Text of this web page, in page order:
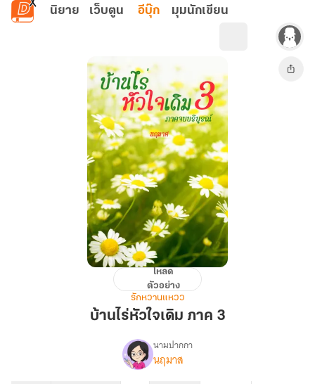
ข้ามไปยังเนื้อหาหลัก
นิยาย เว็บตูน อีบุ๊ก มุมนักเขียน
บ้านไร่
เดิม
โหลด
ตัวอย่าง
รักหวานแหวว
บ้านไร่หัวใจเดิม ภาค 3
เรื่อง
บ้านไร่
นามปากกา
นฤมาส